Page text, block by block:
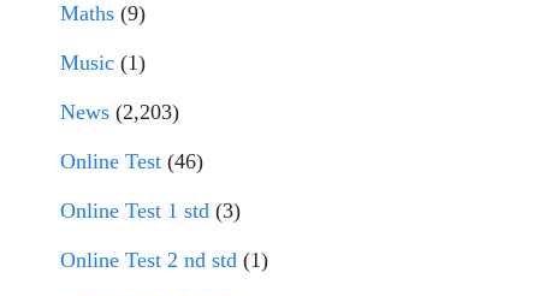
Maths (9)
Music (1)
News (2,203)
Online Test (46)
Online Test 1 std (3)
Online Test 2 nd std (1)